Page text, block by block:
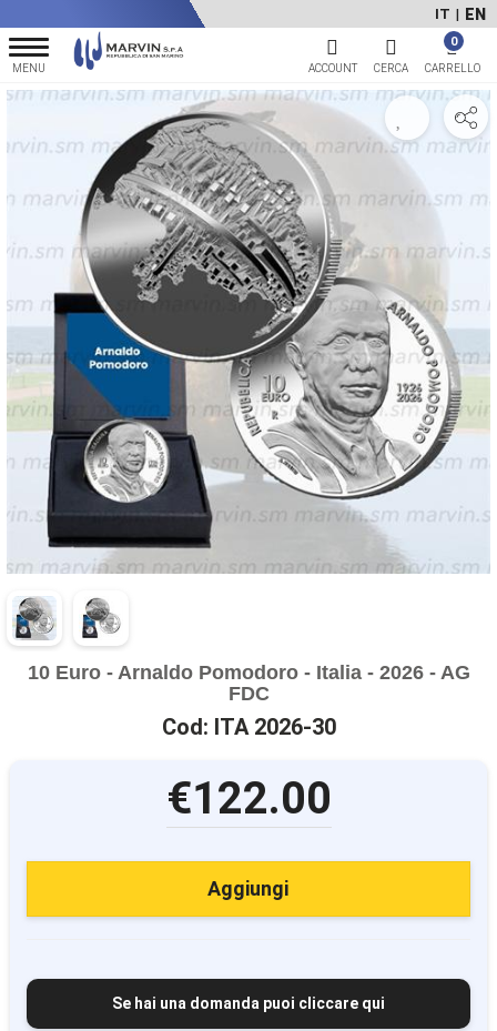
IT | EN
0
10 Euro - Arnaldo Pomodoro - Italia - 2026 - AG
FDC
Cod: ITA 2026-30
€122.00
Aggiungi
Se hai una domanda puoi cliccare qui